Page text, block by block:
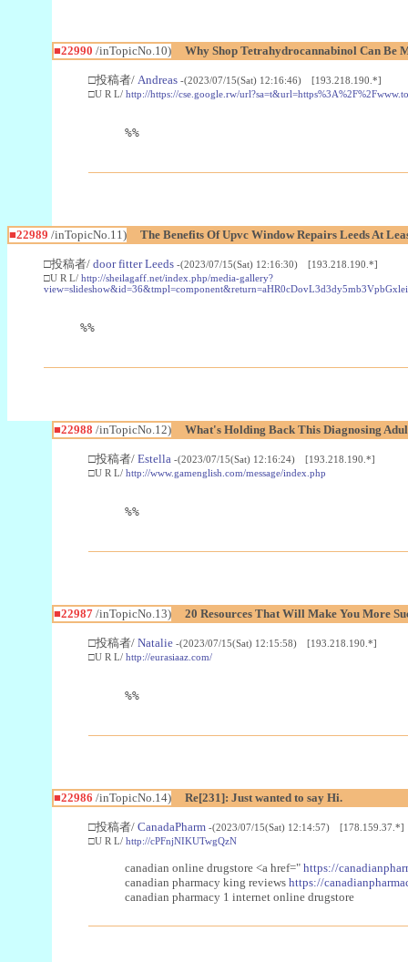
■22990 /inTopicNo.10) Why Shop Tetrahydrocannabinol Can Be
□投稿者/ Andreas -(2023/07/15(Sat) 12:16:46) [193.218.190.*]
□U R L/ http://https://cse.google.rw/
%%
■22989 /inTopicNo.11) The Benefits Of Upvc Window Repairs Leeds At
□投稿者/ door fitter Leeds -(2023/07/15(Sat) 12:16:30) [193.218.190.*]
□U R L/ http://sheilagaff.net/index.php/media-gallery?
%%
■22988 /inTopicNo.12) What's Holding Back This Diagnosing
□投稿者/ Estella -(2023/07/15(Sat) 12:16:24) [193.218.190.*]
□U R L/ http://www.gamenglish.com/message/index.php
%%
■22987/inTopicNo.13) 20 Resources That Will Make You More
□投稿者/ Natalie -(2023/07/15(Sat) 12:15:58) [193.218.190.*]
□U R L/ http://eurasiaaz.com/
%%
■22986 /inTopicNo.14) Re[231]: Just wanted to say Hi.
□投稿者/ CanadaPharm -(2023/07/15(Sat) 12:14:57) [178.159.37.*]
□U R L/ http://cPFnjNIKUTwgQzN
canadian online drugstore <a href=" https://
canadian pharmacy king reviews https://
canadian pharmacy 1 internet online drugstore